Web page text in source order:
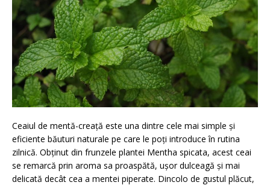
Ceaiul de mentă-creață este una dintre cele mai simple și
eficiente băuturi naturale pe care le poți introduce în rutina
zilnică. Obținut din frunzele plantei Mentha spicata, acest ceai
se remarcă prin aroma sa proaspătă, ușor dulceagă și mai
delicată decât cea a mentei piperate. Dincolo de gustul plăcut,